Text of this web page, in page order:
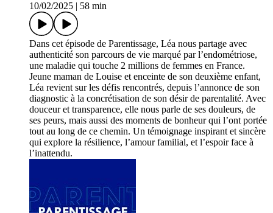
10/02/2025
58 min
Dans cet épisode de Parentissage, Léa nous partage avec
authenticité son parcours de vie marqué par l’endométriose,
une maladie qui touche 2 millions de femmes en France.
Jeune maman de Louise et enceinte de son deuxième enfant,
Léa revient sur les défis rencontrés, depuis l’annonce de son
diagnostic à la concrétisation de son désir de parentalité. Avec
douceur et transparence, elle nous parle de ses douleurs, de
ses peurs, mais aussi des moments de bonheur qui l’ont portée
tout au long de ce chemin. Un témoignage inspirant et sincère
qui explore la résilience, l’amour familial, et l’espoir face à
l’inattendu.